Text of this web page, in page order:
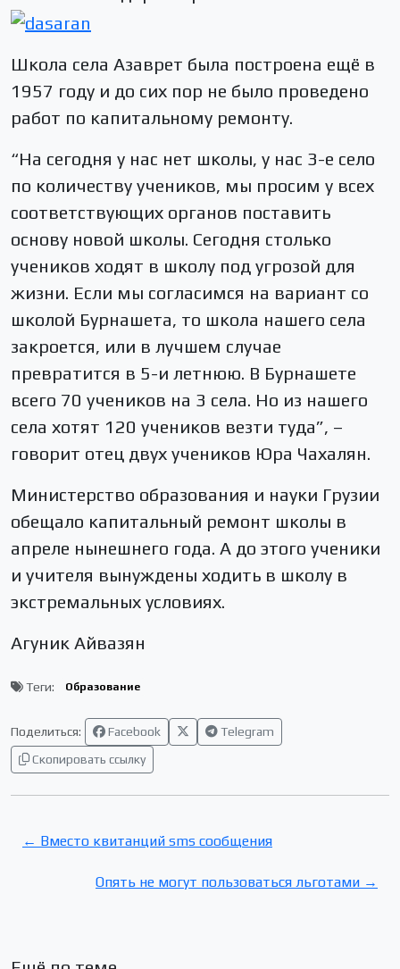
Школа села Азаврет была построена ещё в
1957 году и до сих пор не было проведено
работ по капитальному ремонту.
“На сегодня у нас нет школы, у нас 3-е село
по количеству учеников, мы просим у всех
соответствующих органов поставить
основу новой школы. Сегодня столько
учеников ходят в школу под угрозой для
жизни. Если мы согласимся на вариант со
школой Бурнашета, то школа нашего села
закроется, или в лучшем случае
превратится в 5-и летнюю. В Бурнашете
всего 70 учеников на 3 села. Но из нашего
села хотят 120 учеников везти туда”, –
говорит отец двух учеников Юра Чахалян.
Министерство образования и науки Грузии
обещало капитальный ремонт школы в
апреле нынешнего года. А до этого ученики
и учителя вынуждены ходить в школу в
экстремальных условиях.
Агуник Айвазян
Теги: Образование
Поделиться: Facebook
Telegram
Скопировать ссылку
← Вместо квитанций sms сообщения
Опять не могут пользоваться льготами →